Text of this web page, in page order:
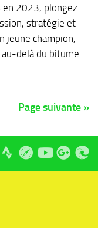
en 2023, plongez
stratégie et
jeune champion,
delà du bitume.
Page suivante »